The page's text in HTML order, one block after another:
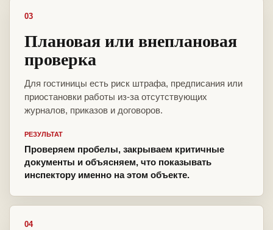
03
Плановая или внеплановая
проверка
Для гостиницы есть риск штрафа, предписания или
приостановки работы из-за отсутствующих
журналов, приказов и договоров.
РЕЗУЛЬТАТ
Проверяем пробелы, закрываем критичные
документы и объясняем, что показывать
инспектору именно на этом объекте.
04